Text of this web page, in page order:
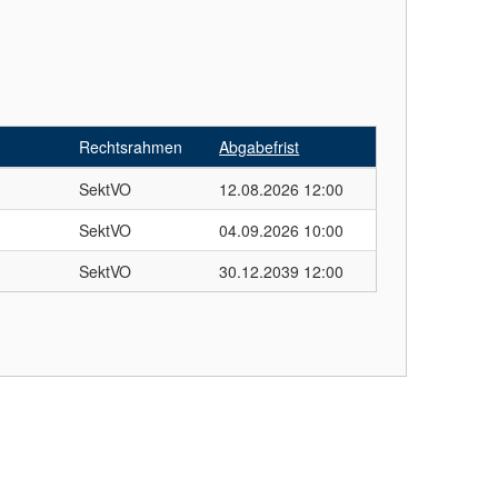
Rechtsrahmen
Abgabefrist
SektVO
12.08.2026 12:00
SektVO
04.09.2026 10:00
SektVO 30.12.2039 12:00